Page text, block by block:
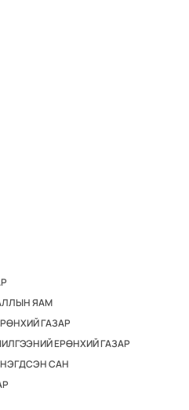
ЯАМ
ГАЗАР
ЕРӨНХИЙ ГАЗАР
САН